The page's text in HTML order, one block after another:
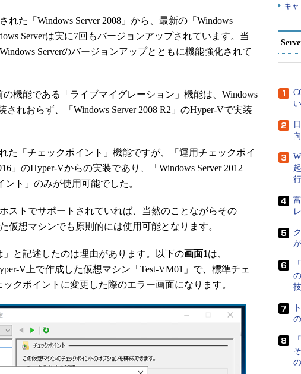
た「Windows Server 2008」から、最新の「Windows
Serverは実に7回もバージョンアップされています。当
Serverのバージョンアップとともに機能強化されて
機能である「ライブマイグレーション」機能は、Windows
されおらず、「Windows Server 2008 R2」のHyper-Vで実装
た「チェックポイント」機能ですが、「運用チェックポイ
」のHyper-Vからの実装であり、「Windows Server 2012
ト」のみが使用可能でした。
ストでサポートされていれば、当然のことながらその
仮想マシンでも原則的には使用可能となります。
と記述したのは理由があります。以下の画面1は、
V上で作成した仮想マシン「Test-VM01」で、標準チェ
クポイントに変更した際のエラー画面になります。
キ